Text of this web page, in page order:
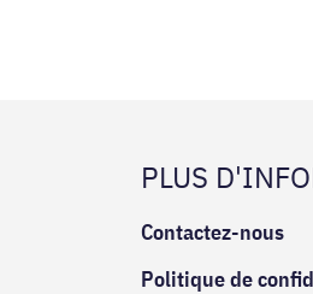
PLUS
Contactez-nous
Politique de